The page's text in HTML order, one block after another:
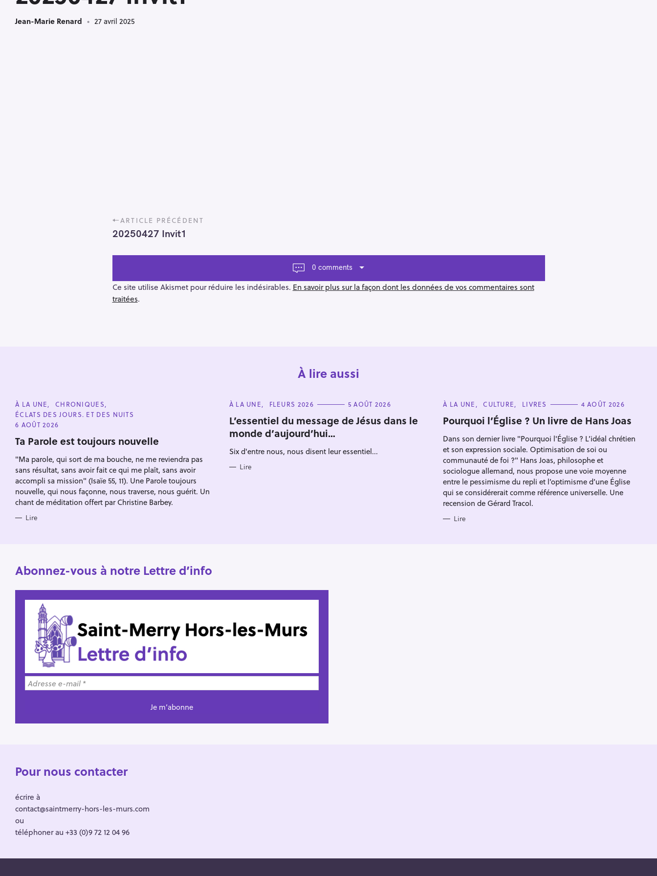
Jean-Marie Renard 27 avril 2025
P
o
s
t
v
i
ARTICLE PRÉCÉDENT
20250427 Invit1
0 comments
Ce site utilise Akismet pour réduire les indésirables. En savoir plus sur la façon dont les données de vos commentaires sont
traitées.
À lire aussi
C
A
T
E
O
R
E
S
À LA UNE
CHRONIQUES
ÉCLATS DES JOURS. ET DES NUITS
6 AOÛT 2026
Ta Parole est toujours nouvelle
"Ma parole, qui sort de ma bouche, ne me reviendra pas
sans résultat, sans avoir fait ce qui me plaît, sans avoir
accompli sa mission" (Isaïe 55, 11). Une Parole toujours
nouvelle, qui nous façonne, nous traverse, nous guérit. Un
chant de méditation offert par Christine Barbey.
Lire
C
T
E
G
O
I
S
À LA UNE FLEURS 2026 5 AOÛT 2026
L’essentiel du message de Jésus dans le
monde d’aujourd’hui…
Six d'entre nous, nous disent leur essentiel...
Lire
C
T
E
O
R
I
E
S
À LA UNE CULTURE LIVRES 4 AOÛT 2026
Pourquoi l’Église ? Un livre de Hans Joas
Dans son dernier livre "Pourquoi l'Église ? L’idéal chrétien
et son expression sociale. Optimisation de soi ou
communauté de foi ?" Hans Joas, philosophe et
sociologue allemand, nous propose une voie moyenne
entre le pessimisme du repli et l’optimisme d’une Église
qui se considérerait comme référence universelle. Une
recension de Gérard Tracol.
Lire
Abonnez-vous à notre Lettre d’info
Pour nous contacter
écrire à
contact@saintmerry-hors-les-murs.com
ou
téléphoner au +33 (0)9 72 12 04 96
h
e
c
h
e
r
Pour effacer la recherche appuyez sur
Escape